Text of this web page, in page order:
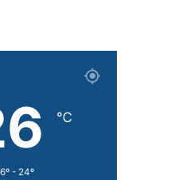
℃
- 24º